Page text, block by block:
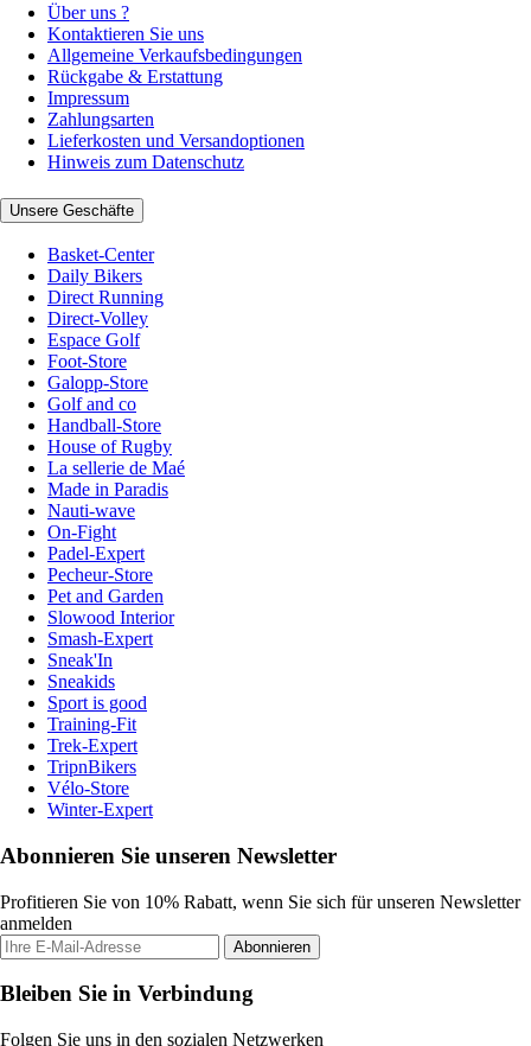
Über uns ?
Kontaktieren Sie uns
Allgemeine Verkaufsbedingungen
Rückgabe & Erstattung
Impressum
Zahlungsarten
Lieferkosten und Versandoptionen
Hinweis zum Datenschutz
Unsere Geschäfte
Basket-Center
Daily Bikers
Direct Running
Direct-Volley
Espace Golf
Foot-Store
Galopp-Store
Golf and co
Handball-Store
House of Rugby
La sellerie de Maé
Made in Paradis
Nauti-wave
On-Fight
Padel-Expert
Pecheur-Store
Pet and Garden
Slowood Interior
Smash-Expert
Sneak'In
Sneakids
Sport is good
Training-Fit
Trek-Expert
TripnBikers
Vélo-Store
Winter-Expert
Abonnieren Sie unseren Newsletter
Profitieren Sie von 10% Rabatt, wenn Sie sich für unseren Newsletter
anmelden
Abonnieren
Bleiben Sie in Verbindung
Folgen Sie uns in den sozialen Netzwerken